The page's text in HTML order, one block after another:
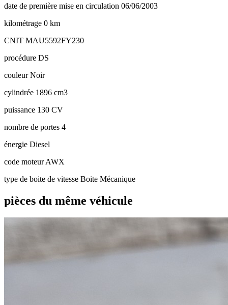
date de première mise en circulation 06/06/2003
kilométrage 0 km
CNIT MAU5592FY230
procédure DS
couleurNoir
cylindrée 1896 cm3
puissance 130 CV
nombre de portes 4
énergie Diesel
code moteurAWX
type de boite de vitesse Boite Mécanique
pièces du même véhicule